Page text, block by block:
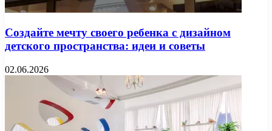
Создайте мечту своего ребенка с дизайном
детского пространства: идеи и советы
02.06.2026